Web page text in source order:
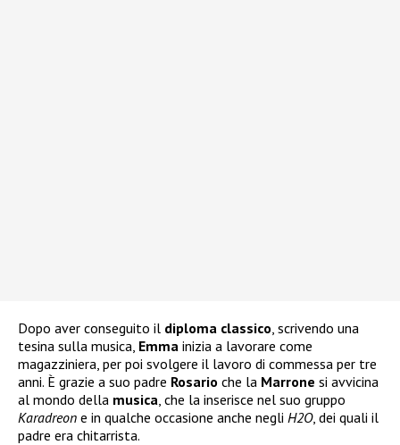
Dopo aver conseguito il diploma classico , scrivendo una
tesina sulla musica, Emma inizia a lavorare come
magazziniera, per poi svolgere il lavoro di commessa per tre
anni. È grazie a suo padre Rosario che la Marrone si avvicina
al mondo della musica , che la inserisce nel suo gruppo
Karadreon e in qualche occasione anche negli H2O, dei quali il
padre era chitarrista.